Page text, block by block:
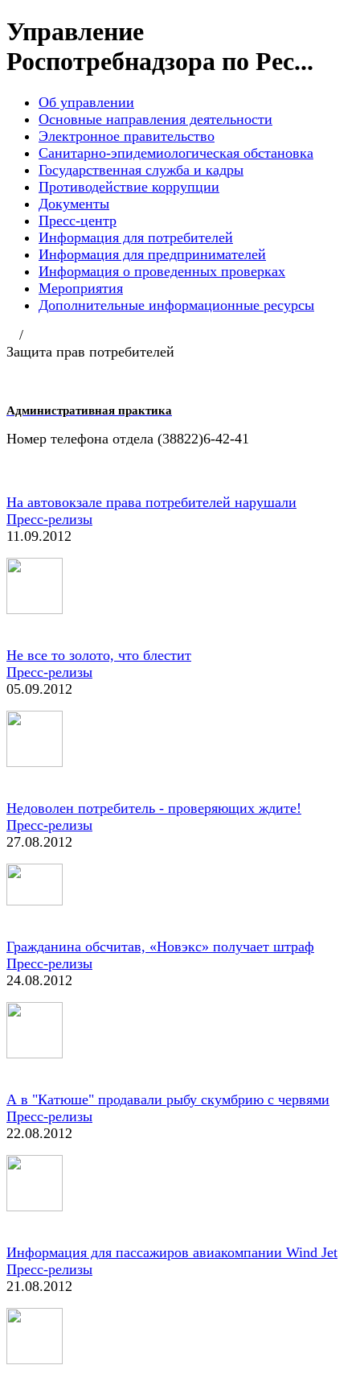
Управление
Роспотребнадзора по Рес...
Об управлении
Основные направления деятельности
Электронное правительство
Санитарно-эпидемиологическая обстановка
Государственная служба и кадры
Противодействие коррупции
Документы
Пресс-центр
Информация для потребителей
Информация для предпринимателей
Информация о проведенных проверках
Мероприятия
Дополнительные информационные ресурсы
/
Защита прав потребителей
Административная практика
Номер телефона отдела (38822)6-42-41
На автовокзале права потребителей нарушали
Пресс-релизы
11.09.2012
Не все то золото, что блестит
Пресс-релизы
05.09.2012
Недоволен потребитель - проверяющих ждите!
Пресс-релизы
27.08.2012
Гражданина обсчитав, «Новэкс» получает штраф
Пресс-релизы
24.08.2012
А в "Катюше" продавали рыбу скумбрию с червями
Пресс-релизы
22.08.2012
Информация для пассажиров авиакомпании Wind Jet
Пресс-релизы
21.08.2012